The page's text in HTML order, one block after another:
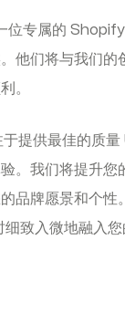
位专属的
他们将与我们的
。
提供最佳的质量
。我们将提升
品牌愿景和个
致入微地融入您